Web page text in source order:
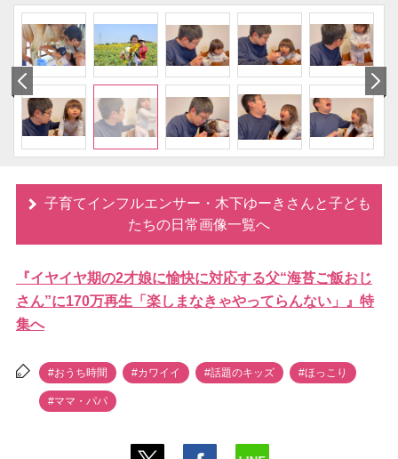
子育てインフルエンサー・木下ゆーきさんと子ども
たちの日常画像一覧へ
『イヤイヤ期の2才娘に愉快に対応する父“海苔ご飯おじ
さん”に170万再生「楽しまなきゃやってらんない」』特
集へ
#おうち時間 #カワイイ #話題のキッズ #ほっこり
#ママ・パパ